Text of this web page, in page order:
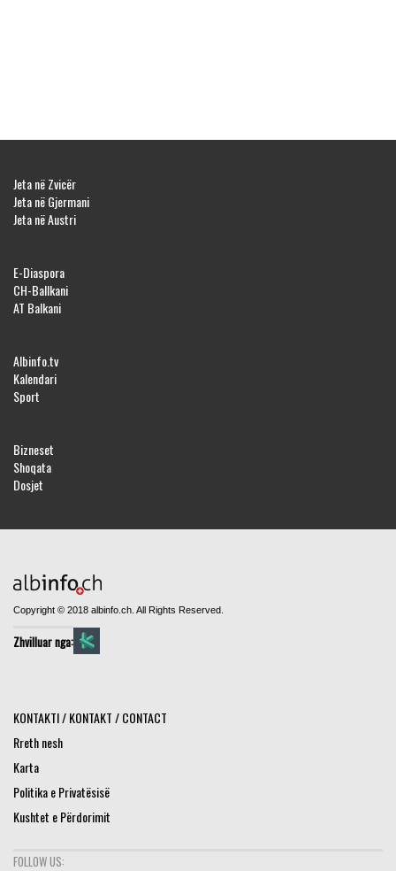
Jeta në Zvicër
Jeta në Gjermani
Jeta në Austri
E-Diaspora
CH-Ballkani
AT Balkani
Albinfo.tv
Kalendari
Sport
Bizneset
Shoqata
Dosjet
Copyright © 2018 albinfo.ch. All Rights Reserved.
Zhvilluar nga:
KONTAKTI / KONTAKT / CONTACT
Rreth nesh
Karta
Politika e Privatësisë
Kushtet e Përdorimit
FOLLOW US: